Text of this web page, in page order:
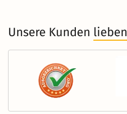
Unsere Kunden lieben